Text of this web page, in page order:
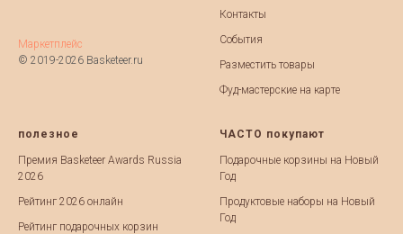
Маркетплейс
© 2019-2026 Basketeer.ru
Контакты
События
Разместить товары
Фуд-мастерские на карте
полезное
Премия Basketeer Awards Russia
2026
Рейтинг 2026 онлайн
Рейтинг подарочных корзин
ЧАСТО покупают
Подарочные корзины на Новый
Год
Продуктовые наборы на Новый
Год